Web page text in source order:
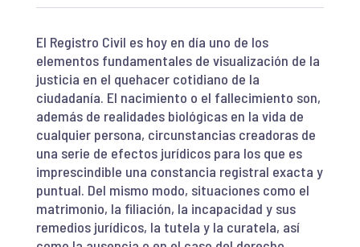
El Registro Civil es hoy en día uno de los
elementos fundamentales de visualización de la
justicia en el quehacer cotidiano de la
ciudadanía. El nacimiento o el fallecimiento son,
además de realidades biológicas en la vida de
cualquier persona, circunstancias creadoras de
una serie de efectos jurídicos para los que es
imprescindible una constancia registral exacta y
puntual. Del mismo modo, situaciones como el
matrimonio, la filiación, la incapacidad y sus
remedios jurídicos, la tutela y la curatela, así